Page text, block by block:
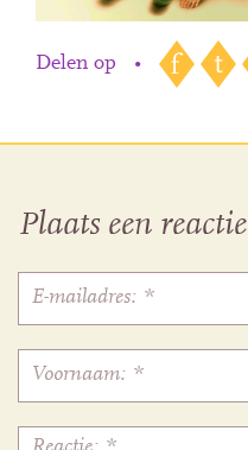
Delen op •
Plaats een reactie